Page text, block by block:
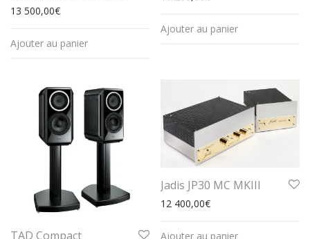
13 500,00€
Ajouter au panier
Ajouter au panier
TAD Compact
Jadis JP30 MC MKIII
12 400,00€
Ajouter au panier